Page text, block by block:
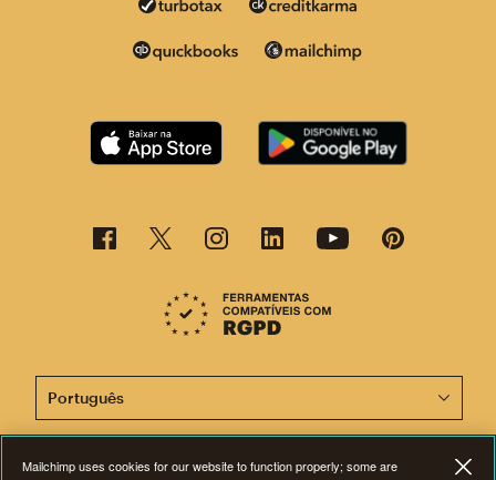
Agora, esta página está disponível em outros idiomas.
Mailchimp uses cookies for our website to function properly; some are